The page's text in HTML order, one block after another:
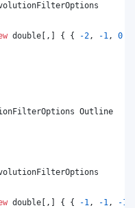
double [ , ] { { -2 , -1 , 0
Outline
double [ , ] { { -1 , -1 , -1